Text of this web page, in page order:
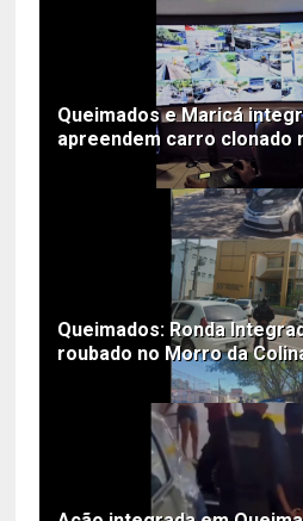
Queimados e Maricá
apreendem carro clonado
Queimados: Ronda
roubado no Morro da